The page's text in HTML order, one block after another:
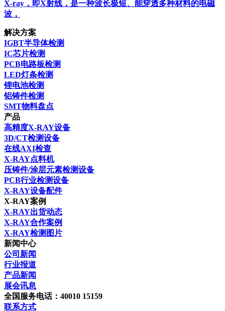
X-ray，即X射线，是一种波长极短、能穿透多种材料的电磁
波，
解决方案
IGBT半导体检测
IC芯片检测
PCB电路板检测
LED灯条检测
锂电池检测
铝铸件检测
SMT物料盘点
产品
高精度X-RAY设备
3D/CT检测设备
在线AXI检查
X-RAY点料机
压铸件/涂层元素检测设备
PCB行业检测设备
X-RAY设备配件
X-RAY案例
X-RAY出货动态
X-RAY合作案例
X-RAY检测图片
新闻中心
公司新闻
行业报道
产品新闻
展会讯息
全国服务电话：40010 15159
联系方式